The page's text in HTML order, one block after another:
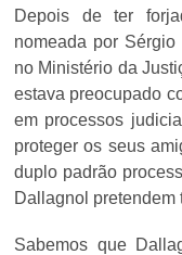
Depois de ter
nomeada por
no Ministério da
estava preocupado
em processos
proteger os seus
duplo padrão
Dallagnol pretendem
Sabemos que